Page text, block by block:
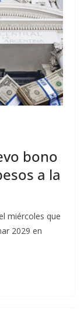
bono
a la
miércoles que
2029 en